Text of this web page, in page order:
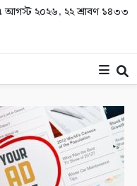
আগস্ট ২০২৬, ২২ শ্রাবণ ১৪৩৩